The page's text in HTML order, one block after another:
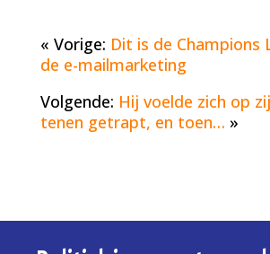
« Vorige: Dit is de Champions
de e-mailmarketing
Volgende: Hij voelde zich op
tenen getrapt, en toen… »